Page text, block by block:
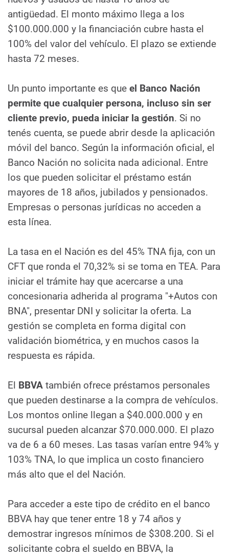
antigüedad. El monto máximo llega a los
$100.000.000 y la financiación cubre hasta el
100% del valor del vehículo. El plazo se extiende
hasta 72 meses.
Un punto importante es que el Banco Nación
permite que cualquier persona, incluso sin ser
cliente previo, pueda iniciar la gestión. Si no
tenés cuenta, se puede abrir desde la aplicación
móvil del banco. Según la información oficial, el
Banco Nación no solicita nada adicional. Entre
los que pueden solicitar el préstamo están
mayores de 18 años, jubilados y pensionados.
Empresas o personas jurídicas no acceden a
esta línea.
La tasa en el Nación es del 45% TNA fija, con un
CFT que ronda el 70,32% si se toma en TEA. Para
iniciar el trámite hay que acercarse a una
concesionaria adherida al programa "+Autos con
BNA", presentar DNI y solicitar la oferta. La
gestión se completa en forma digital con
validación biométrica, y en muchos casos la
respuesta es rápida.
El BBVA también ofrece préstamos personales
que pueden destinarse a la compra de vehículos.
Los montos online llegan a $40.000.000 y en
sucursal pueden alcanzar $70.000.000. El plazo
va de 6 a 60 meses. Las tasas varían entre 94% y
103% TNA, lo que implica un costo financiero
más alto que el del Nación.
Para acceder a este tipo de crédito en el banco
BBVA hay que tener entre 18 y 74 años y
demostrar ingresos mínimos de $308.200. Si el
solicitante cobra el sueldo en BBVA, la